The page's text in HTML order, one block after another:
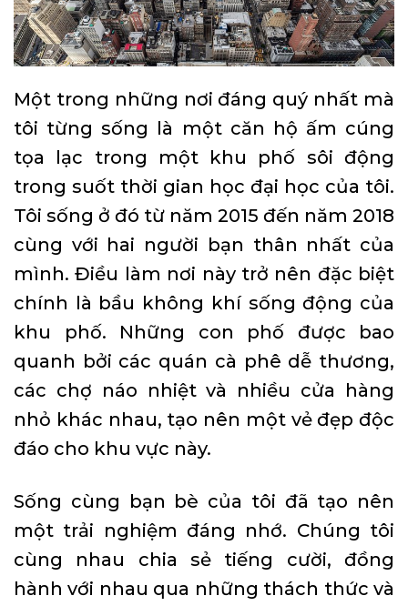
Một trong những nơi đáng quý nhất mà
tôi từng sống là một căn hộ ấm cúng
tọa lạc trong một khu phố sôi động
trong suốt thời gian học đại học của tôi.
Tôi sống ở đó từ năm 2015 đến năm 2018
cùng với hai người bạn thân nhất của
mình. Điều làm nơi này trở nên đặc biệt
chính là bầu không khí sống động của
khu phố. Những con phố được bao
quanh bởi các quán cà phê dễ thương,
các chợ náo nhiệt và nhiều cửa hàng
nhỏ khác nhau, tạo nên một vẻ đẹp độc
đáo cho khu vực này.
Sống cùng bạn bè của tôi đã tạo nên
một trải nghiệm đáng nhớ. Chúng tôi
cùng nhau chia sẻ tiếng cười, đồng
hành với nhau qua những thách thức và